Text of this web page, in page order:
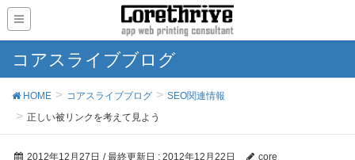
コアスライブブログ
HOME コアスライブブログ
SEO関連情報
正しい被リンクを考えて見よう
2012年12月27日 / 最終更新日 : 2012年12月22日
core